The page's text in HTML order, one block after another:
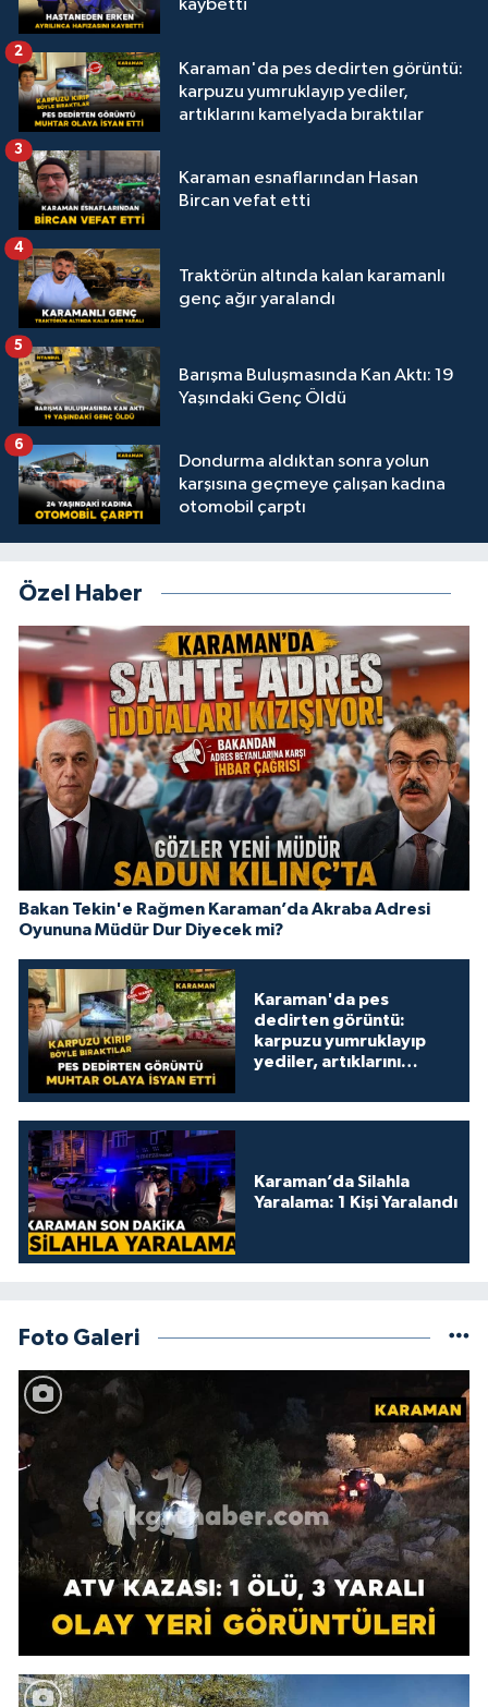
kaybetti
Karaman'da pes dedirten görüntü:
karpuzu yumruklayıp yediler,
artıklarını kamelyada bıraktılar
2
Karaman esnaflarından Hasan
Bircan vefat etti
3
Traktörün altında kalan karamanlı
genç ağır yaralandı
4
Barışma Buluşmasında Kan Aktı: 19
Yaşındaki Genç Öldü
5
Dondurma aldıktan sonra yolun
karşısına geçmeye çalışan kadına
otomobil çarptı
6
Özel Haber
Bakan Tekin'e Rağmen Karaman’da Akraba Adresi
Oyununa Müdür Dur Diyecek mi?
Karaman'da pes
dedirten görüntü:
karpuzu yumruklayıp
yediler, artıklarını
Karaman’da Silahla
Yaralama: 1 Kişi Yaralandı
Foto Galeri